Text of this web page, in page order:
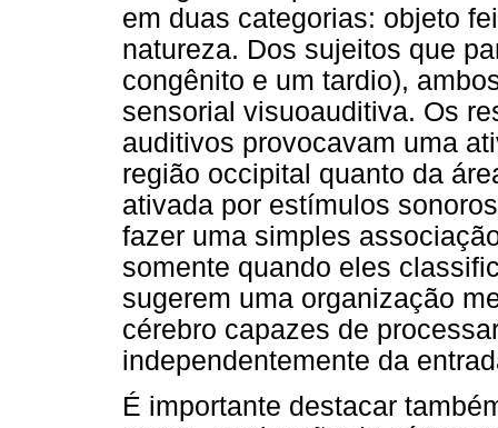
em duas categorias: objeto
natureza. Dos sujeitos que
congênito e um tardio),
sensorial visuoauditiva. Os
auditivos provocavam uma
região occipital quanto da
ativada por estímulos
fazer uma simples
somente quando eles
sugerem uma organização
cérebro capazes de
independentemente da
É importante destacar